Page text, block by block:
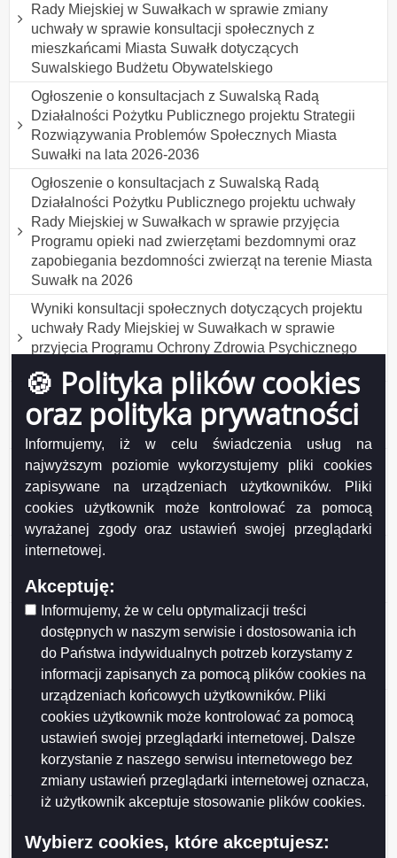
🍪 Polityka plików cookies
oraz polityka prywatności
Informujemy, iż w celu świadczenia usług na
najwyższym poziomie wykorzystujemy pliki cookies
zapisywane na urządzeniach użytkowników. Pliki
cookies użytkownik może kontrolować za pomocą
wyrażanej zgody oraz ustawień swojej przeglądarki
internetowej.
Akceptuję:
Informujemy, że w celu optymalizacji treści
dostępnych w naszym serwisie i dostosowania ich
do Państwa indywidualnych potrzeb korzystamy z
informacji zapisanych za pomocą plików cookies na
urządzeniach końcowych użytkowników. Pliki
cookies użytkownik może kontrolować za pomocą
ustawień swojej przeglądarki internetowej. Dalsze
korzystanie z naszego serwisu internetowego bez
zmiany ustawień przeglądarki internetowej oznacza,
iż użytkownik akceptuje stosowanie plików cookies.
Wybierz cookies, które akceptujesz:
Rady Miejskiej w Suwałkach w sprawie zmiany
uchwały w sprawie konsultacji społecznych z
mieszkańcami Miasta Suwałk dotyczących
Suwalskiego Budżetu Obywatelskiego
Ogłoszenie o konsultacjach z Suwalską Radą
Działalności Pożytku Publicznego projektu Strategii
Rozwiązywania Problemów Społecznych Miasta
Suwałki na lata 2026-2036
Ogłoszenie o konsultacjach z Suwalską Radą
Działalności Pożytku Publicznego projektu uchwały
Rady Miejskiej w Suwałkach w sprawie przyjęcia
Programu opieki nad zwierzętami bezdomnymi oraz
zapobiegania bezdomności zwierząt na terenie Miasta
Suwałk na 2026
Wyniki konsultacji społecznych dotyczących projektu
uchwały Rady Miejskiej w Suwałkach w sprawie
przyjęcia Programu Ochrony Zdrowia Psychicznego
Mieszkańców Suwałk do 2030 roku
Wyniki konsultacji społecznych projektu uchwały Rady
Miejskiej w Suwałkach w sprawie ustanowienia tytułu
honorowego Mecenas Suwalskiego Sportu
Ogłoszenie o konsultacjach z SRDPP projektu
uchwały Rady Miejskiej w Suwałkach w sprawie
ustanowienia tytułu honorowego Mecenas
Suwalskiego Sportu
Ogłoszenie o konsultacjach z SRDPP projektu
Mieszkańców Suwałk do 2030 roku
Wyniki konsultacji społecznych projektu uchwały Rady
Miejskiej w Suwałkach w sprawie określenia
warunków i trybu finansowania rozwoju sportu w
Mieście Suwałki
Wyniki konsultacji społecznych projektu uchwały Rady
Miejskiej w Suwałkach w sprawie określenia zasad,
trybu przyznawania i pozbawiania oraz rodzaju i
wysokości stypendiów sportowych oraz nagród i
wyróżnień w Mieście Suwałki
Wyniki konsultacji projektu Programu współpracy
2026